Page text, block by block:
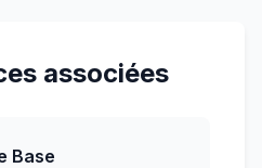
associées
Base